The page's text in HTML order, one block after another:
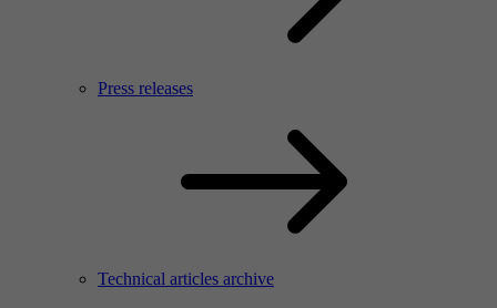
Press releases
Technical articles archive